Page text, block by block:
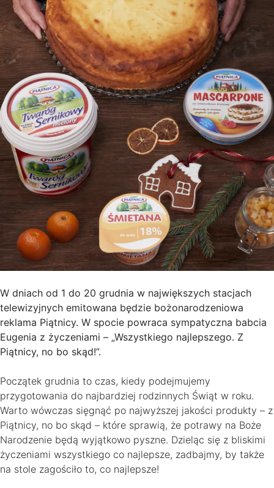
W dniach od 1 do 20 grudnia w największych stacjach
telewizyjnych emitowana będzie bożonarodzeniowa
reklama Piątnicy. W spocie powraca sympatyczna babcia
Eugenia z życzeniami – „Wszystkiego najlepszego. Z
Piątnicy, no bo skąd!”.
Początek grudnia to czas, kiedy podejmujemy
przygotowania do najbardziej rodzinnych Świąt w roku.
Warto wówczas sięgnąć po najwyższej jakości produkty – z
Piątnicy, no bo skąd – które sprawią, że potrawy na Boże
Narodzenie będą wyjątkowo pyszne. Dzieląc się z bliskimi
życzeniami wszystkiego co najlepsze, zadbajmy, by także
na stole zagościło to, co najlepsze!